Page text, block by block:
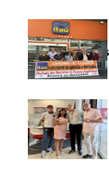
Sindicato dos
reintegra
Jul 14, 2026
Sindicato
as demiss…
Mai 13, 2026